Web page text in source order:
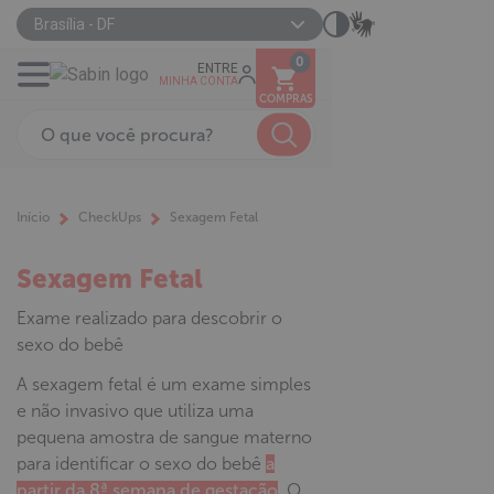
Brasília - DF
ENTRE
MINHA CONTA
COMPRAS
0
Início CheckUps Sexagem Fetal
Sexagem Fetal
Exame realizado para descobrir o
sexo do bebê
A sexagem fetal é um exame simples
e não invasivo que utiliza uma
pequena amostra de sangue materno
para identificar o sexo do bebê a
partir da 8ª semana de gestação . O